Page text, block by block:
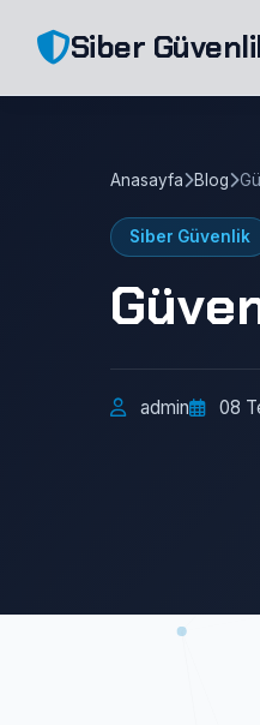
Siber
Anasayfa Blog
Siber Güvenlik
admin 08